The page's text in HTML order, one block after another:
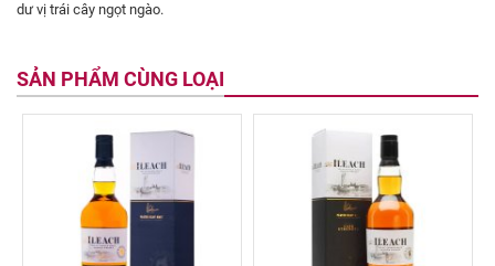
dư vị trái cây ngọt ngào.
SẢN PHẨM CÙNG LOẠI